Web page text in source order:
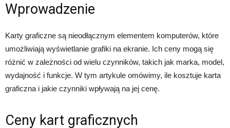
Wprowadzenie
Karty graficzne są nieodłącznym elementem komputerów, które
umożliwiają wyświetlanie grafiki na ekranie. Ich ceny mogą się
różnić w zależności od wielu czynników, takich jak marka, model,
wydajność i funkcje. W tym artykule omówimy, ile kosztuje karta
graficzna i jakie czynniki wpływają na jej cenę.
Ceny kart graficznych